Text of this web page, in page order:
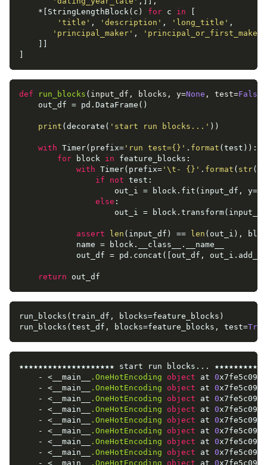
    *[StringLengthBlock(c)
for c in
'title' , 'description' , 'long_title' ,
'principal_maker' ,
'principal_or_first_maker'
def run_blocks ( input_df, blocks, y=None , test=False
    out_df = pd.DataFrame()
print (decorate( 'start run blocks...' ))
with Timer(prefix= 'run test={}' . format (test)):
for block in feature_blocks:
with Timer(prefix= '\t- {}' . format ( str
if
not test:
                    out_i = block.fit(input_df, y=y)
else :
out_i =
assert len (input_df) == len (out_i),
            name = block.__class__.__name__
out_df = pd.concat([out_df,
return out_df
run_blocks(train_df, blocks=feature_blocks)
run_blocks(test_df, blocks=feature_blocks, test=True
★★★★★★★★★★★★★★★★★★★★ start run blocks...
    - <__main__
.OneHotEncoding object at 0
    - <__main__
.OneHotEncoding object at 0
    - <__main__
.OneHotEncoding object at 0
    - <__main__
.OneHotEncoding object at 0
    - <__main__
.OneHotEncoding object at 0
    - <__main__
.OneHotEncoding object at 0
    - <__main__
.OneHotEncoding object at 0
    - <__main__
.OneHotEncoding object at 0
    - <__main__
.OneHotEncoding object at 0